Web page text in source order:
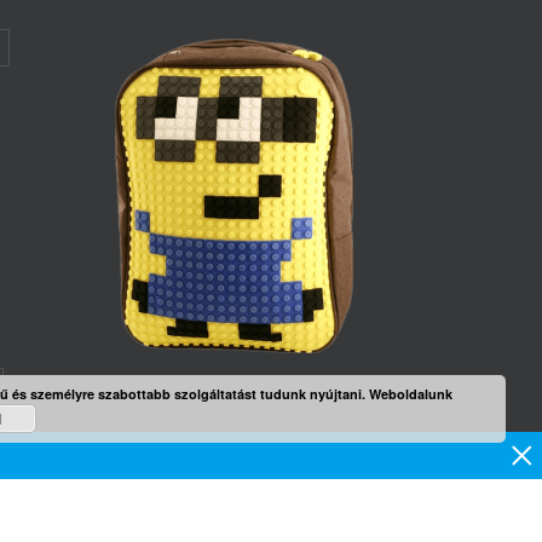
×
és személyre szabottabb szolgáltatást tudunk nyújtani. Weboldalunk